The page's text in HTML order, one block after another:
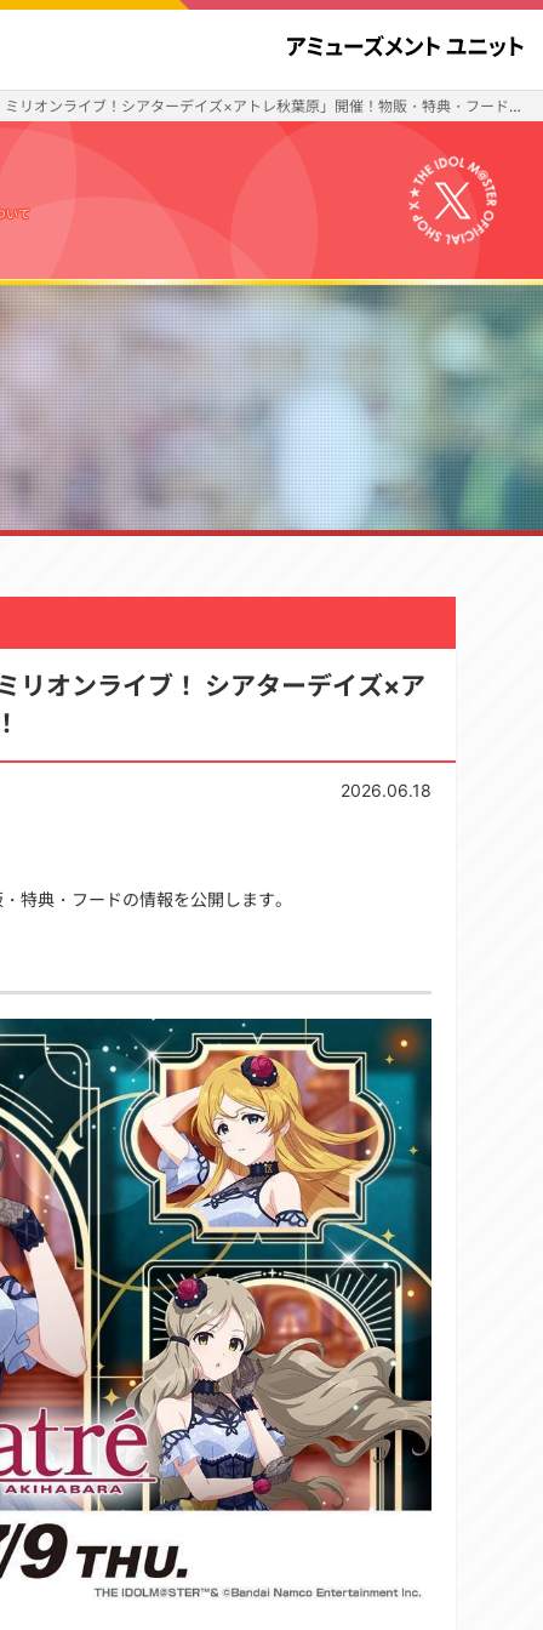
ライブ！シアターデイズ×アトレ秋葉原」開催！物販・特典・フードの情報を公開！
いて
リオンライブ！ シアターデイズ×ア
2026.06.18
特典・フードの情報を公開します。